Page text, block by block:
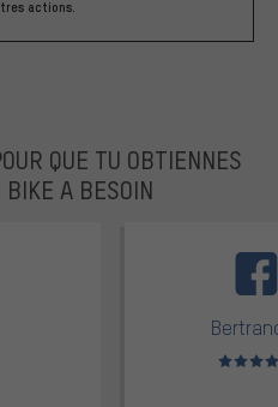
actions.
QUE TU OBTIENNES
BIKE A BESOIN
5 Note